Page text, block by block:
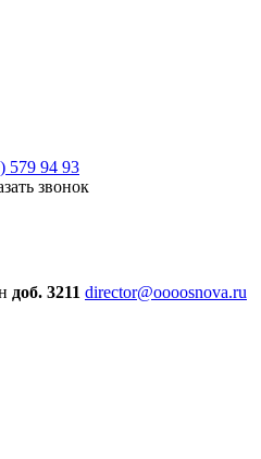
579 94 93
звонок
доб. 3211 director@oooosnova.ru